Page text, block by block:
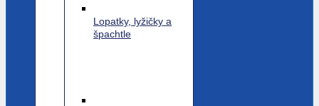
Lopatky, lyžičky a
špachtle